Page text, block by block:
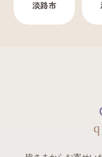
淡路市